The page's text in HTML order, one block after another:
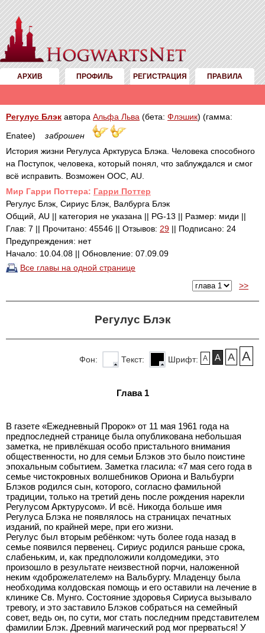
АРХИВ ПРОФИЛЬ РЕГИСТРАЦИЯ ПРАВИЛА
Регулус Блэк автора Альфа Льва (бета: Флэшик) (гамма:
Enatee) заброшен
История жизни Регулуса Арктуруса Блэка. Человека способного
на Поступок, человека, который понял, что заблуждался и смог
всё исправить. Возможен OOС, AU.
Mир Гарри Поттера: Гарри Поттер
Регулус Блэк, Сириус Блэк, Валбурга Блэк
Общий, AU || категория не указана || PG-13 || Размер: миди ||
Глав: 7 || Прочитано: 45546 || Отзывов: 29 || Подписано: 24
Предупреждения: нет
Начало: 10.04.08 || Обновление: 07.09.09
Все главы на одной странице
>>
Регулус Блэк
A A A A
Шрифт:
Текст:
Фон:
Глава 1
В газете «Ежедневный Пророк» от 11 мая 1961 года на
предпоследней странице была опубликована небольшая
заметка, не привлёкшая особо пристального внимания
общественности, но для семьи Блэков это было поистине
эпохальным событием. Заметка гласила: «7 мая сего года в
семье чистокровных волшебников Ориона и Вальбурги
Блэков родился сын, которого, согласно фамильной
традиции, только на третий день после рождения нарекли
Регулусом Арктурусом». И всё. Никогда больше имя
Регулуса Блэка не появлялось на страницах печатных
изданий, по крайней мере, при его жизни.
Регулус был вторым ребёнком: чуть более года назад в
семье появился первенец. Сириус родился раньше срока,
слабеньким, и, как предположили колдомедики, это
произошло в результате неизвестной порчи, наложенной
неким «доброжелателем» на Вальбургу. Младенцу была
необходима колдовская помощь и его оставили на лечение в
клинике Св. Мунго. Состояние здоровья Сириуса вызывало
тревогу, и это заставило Блэков собраться на семейный
совет, ведь он, по сути, мог стать последним представителем
фамилии Блэк. Древний магический род мог прерваться! У